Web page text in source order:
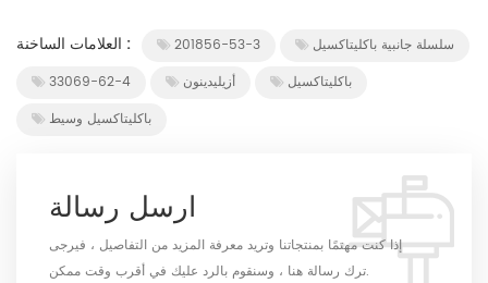
العلامات الساخنة : 201856-53-3
سلسلة جانبية باكليتاكسيل
33069-62-4
أزيليدينون
باكليتاكسيل
باكليتاكسيل وسيط
ارسل رسالة
إذا كنت مهتمًا بمنتجاتنا وتريد معرفة المزيد من التفاصيل ، فيرجى
ترك رسالة هنا ، وسنقوم بالرد عليك في أقرب وقت ممكن.